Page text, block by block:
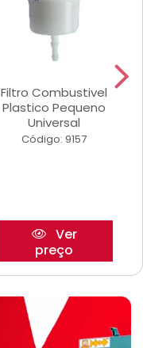
Filtro Combustivel
Plastico Pequeno
Universal
Código: 9157
Ver
preço